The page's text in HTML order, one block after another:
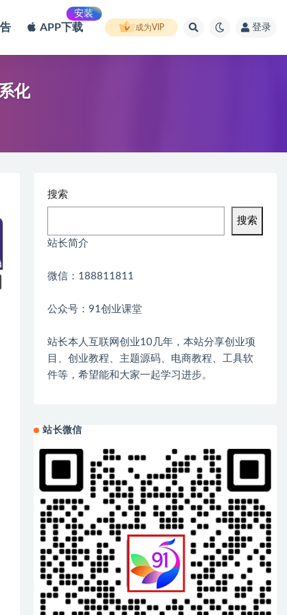
APP下载
安装
成为VIP 登录
化
搜索
搜索
站长简介
微信：188811811
公众号：91创业课堂
站长本人互联网创业10几年，本站分享创业项
目、创业教程、主题源码、电商教程、工具软
件等，希望能和大家一起学习进步。
站长微信